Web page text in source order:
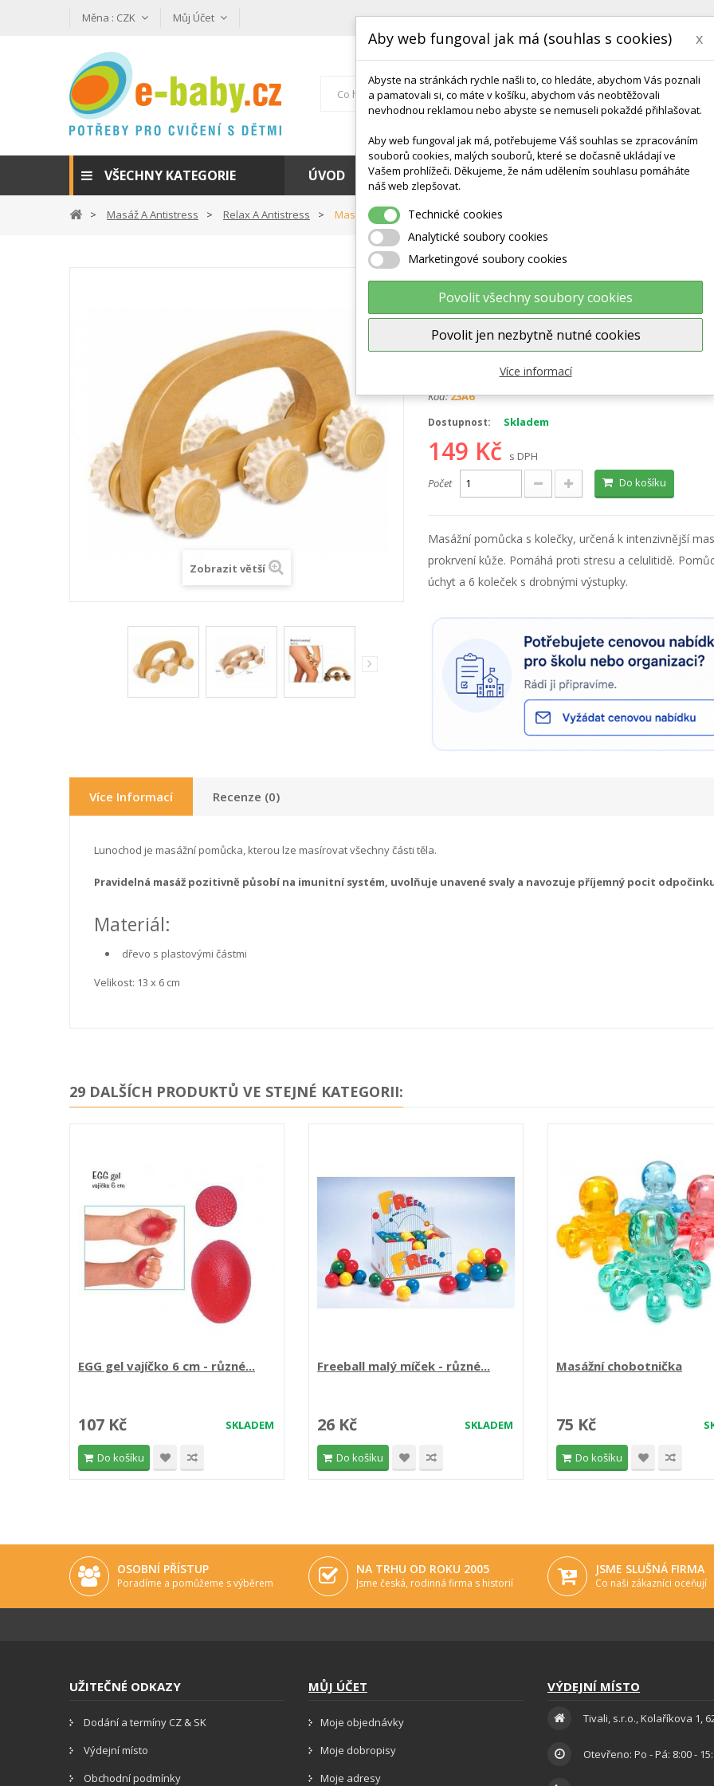
Měna : CZK Můj Účet
VŠECHNY KATEGORIE ÚVOD KONTAKT DODÁNÍ A TERMÍNY CZ & SK
Masáž A Antistress Relax A Antistress Masážní Lunochod Dřevěný
Zobrazit větší
Masážní Lunochod dřevěný
Výrobce: Ostatní výrobci
Relax a antistress
Kód:23A6
Dostupnost: Skladem
149 Kč
s DPH
Počet
Do košíku
Masážní pomůcka s kolečky, určená k intenzivnější
prokrvení kůže. Pomáhá proti stresu a celulitidě.
úchyt a 6 koleček s drobnými výstupky.
Více Informací Recenze (0)
Lunochod je masážní pomůcka, kterou lze masírovat všechny části těla.
Pravidelná masáž pozitivně působí na imunitní systém, uvolňuje unavené svaly a navozuje příjemný pocit
Materiál:
dřevo s plastovými částmi
Velikost: 13 x 6 cm
29 DALŠÍCH PRODUKTŮ VE STEJNÉ KATEGORII:
EGG gel vajíčko 6 cm - různé...
SKLADEM
107 Kč
Do košíku
Freeball malý míček - různé...
SKLADEM
26 Kč
Do košíku
Masážní chobotnička
75 Kč
Do košíku
OSOBNÍ PŘÍSTUP
Poradíme a pomůžeme s výběrem
NA TRHU OD ROKU 2005
Jsme česká, rodinná firma s historií
JSME SLUŠNÁ FIRMA
Co naši zákazníci oceňují
UŽITEČNÉ ODKAZY
Dodání a termíny CZ & SK
Výdejní místo
Obchodní podmínky
MŮJ ÚČET
Moje objednávky
Moje dobropisy
Moje adresy
VÝDEJNÍ MÍSTO
Tivali, s.r.o., Kolaříkova 1,
Otevřeno: Po - Pá: 8:00 -
Aby web fungoval jak má (souhlas s cookies) x
Abyste na stránkách rychle našli to, co hledáte, abychom Vás poznali
a pamatovali si, co máte v košíku, abychom vás neobtěžovali
nevhodnou reklamou nebo abyste se nemuseli pokaždé přihlašovat.
Aby web fungoval jak má, potřebujeme Váš souhlas se zpracováním
souborů cookies, malých souborů, které se dočasně ukládají ve
Vašem prohlížeči. Děkujeme, že nám udělením souhlasu pomáháte
náš web zlepšovat.
Technické cookies
Analytické soubory cookies
Marketingové soubory cookies
Povolit všechny soubory cookies
Povolit jen nezbytně nutné cookies
Více informací